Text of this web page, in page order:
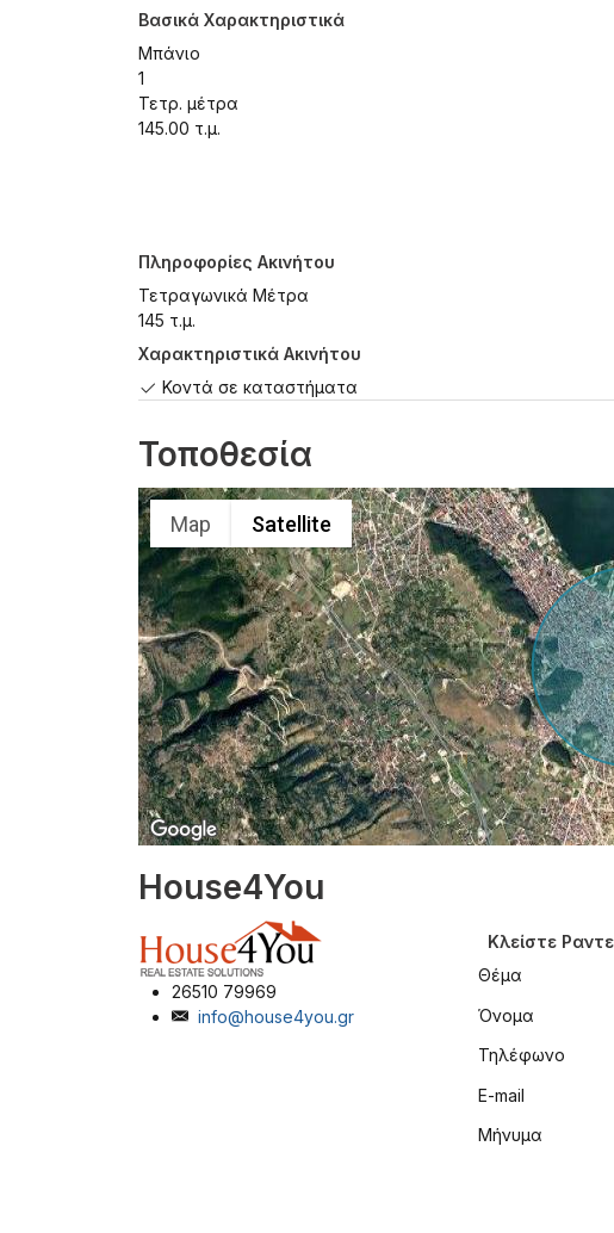
Βασικά Χαρακτηριστικά
Μπάνιο
1
Τετρ. μέτρα
145.00 τ.μ.
Πληροφορίες Ακινήτου
Τετραγωνικά Μέτρα
145 τ.μ.
Χαρακτηριστικά Ακινήτου
Κοντά σε καταστήματα
Τοποθεσία
Map Satellite
House4You
26510 79969
info@house4you.gr
Κλείστε
Θέμα
Όνομα
Τηλέφωνο
E-mail
Μήνυμα